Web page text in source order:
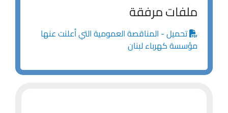
ملفات مرفقة
تحميل - المناقصة العمومية التي أعلنت عنها
مؤسسة كهرباء لبنان